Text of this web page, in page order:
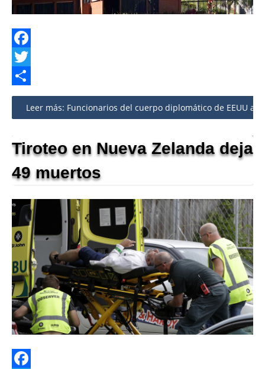
Facebook
Twitter
Share
Leer más: Funcionarios del cuerpo diplomático de EEUU
Tiroteo en Nueva Zelanda deja
49 muertos